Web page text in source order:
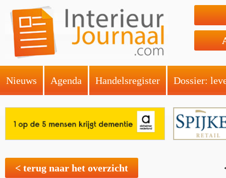
Nieuws Agenda Handelsregister Dossier:
< terug naar het overzicht